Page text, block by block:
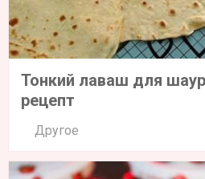
Тонкий лаваш для
рецепт
Другое